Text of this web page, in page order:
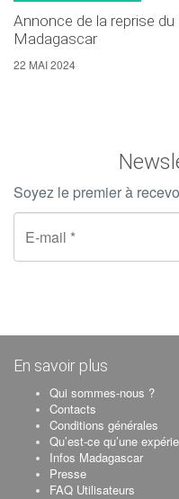
Annonce de la reprise
Madagascar
22 MAI 2024
Soyez le premier à
En savoir plus
Qui sommes-nous ?
Contacts
Conditions générales
Qu’est-ce qu’une
Infos Madagascar
Presse
FAQ Utilisateurs